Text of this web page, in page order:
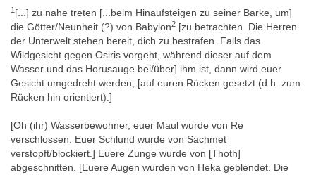
- J.F. Champollion le Jeune, Panthéon égyptien, collection des
personnages mythologiques de l'ancienne Égypte d'après les
monuments, Paris 1823, unnummieriert; s.v. Amon-Ra; Amon-Ré,
roi des dieux; Neith castigatrice; Bouto (für Neith, mit Taf. 23.A);
Aha, Ahi, Ahé ou Éhé (für Ihet, mit Taf. 23.E) [K,F].
- M. Chen, Healing Statues in the Late Period Egypt. Creating
Elite Commemoration in a Religious Context, Los Angeles 2020,
- N. Giustozzi (ed.), Guide to the Egyptian Collection in the mann,
Verona 2016, 28 [Zeichnung Thorvaldsens Museum], 136-137
(Nr. 7) [P Vorderseite,K].
1 [...] zu nahe treten [...beim Hinaufsteigen zu seiner Barke, um]
die Götter/Neunheit (?) von Babylon2 [zu betrachten. Die Herren
der Unterwelt stehen bereit, dich zu bestrafen. Falls das
Wildgesicht gegen Osiris vorgeht, während dieser auf dem
Wasser und das Horusauge bei/über] ihm ist, dann wird euer
Gesicht umgedreht werden, [auf euren Rücken gesetzt (d.h. zum
Rücken hin orientiert).]
[Oh (ihr) Wasserbewohner, euer Maul wurde von Re
verschlossen. Euer Schlund wurde von Sachmet
verstopft/blockiert.] Euere Zunge wurde von [Thoth]
abgeschnitten. [Euere Augen wurden von Heka geblendet. Die